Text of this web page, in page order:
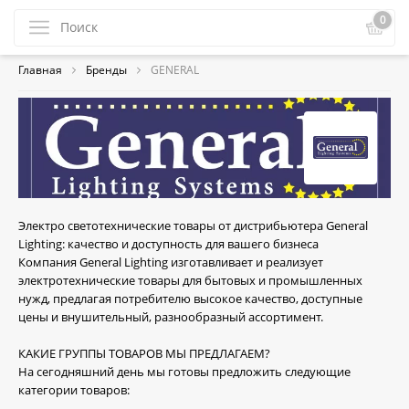
0
Главная Бренды GENERAL
Электро светотехнические товары от дистрибьютера General
Lighting: качество и доступность для вашего бизнеса
Компания General Lighting изготавливает и реализует
электротехнические товары для бытовых и промышленных
нужд, предлагая потребителю высокое качество, доступные
цены и внушительный, разнообразный ассортимент.
КАКИЕ ГРУППЫ ТОВАРОВ МЫ ПРЕДЛАГАЕМ?
На сегодняшний день мы готовы предложить следующие
категории товаров: